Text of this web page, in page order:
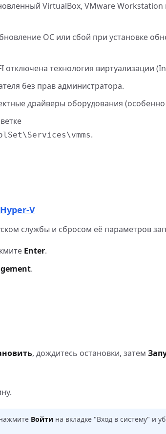
VirtualBox, VMware Workstation
ОС или сбой при установке
отключена технология виртуализации
без прав администратора.
драйверы оборудования
.
V
службы и сбросом её параметров
Enter.
.
, дождитесь остановки, затем
Войти на вкладке "Вход в систему" и